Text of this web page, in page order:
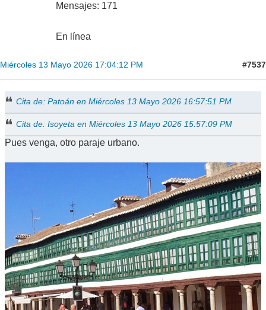
Mensajes: 171
En línea
Miércoles 13 Mayo 2026 17:04:12 PM #7537
Cita de: Patoán en Miércoles 13 Mayo 2026 16:57:51 PM
Cita de: Isoyeta en Miércoles 13 Mayo 2026 15:57:09 PM
Pues venga, otro paraje urbano.